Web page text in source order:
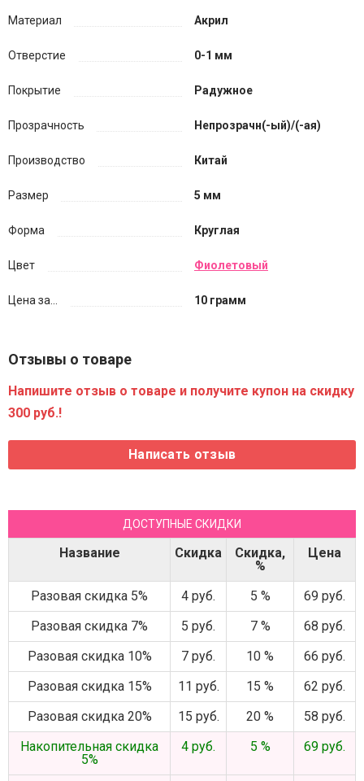
Материал Акрил
Отверстие 0-1 мм
Покрытие Радужное
Прозрачность Непрозрачн(-ый)/(-ая)
Производство Китай
Размер 5 мм
Форма Круглая
Цвет Фиолетовый
Цена за... 10 грамм
Отзывы о товаре
Напишите отзыв о товаре и получите купон на скидку
300 руб.!
ДОСТУПНЫЕ СКИДКИ
Название Скидка
Скидка,
%
Цена
Разовая скидка 5% 4 руб. 5 %
69 руб.
Разовая скидка 7%
5 руб. 7 %
68 руб.
Разовая скидка 10%
7 руб. 10 %
66 руб.
Разовая скидка 15%
11 руб. 15 %
62 руб.
Разовая скидка 20%
15 руб. 20 %
58 руб.
Накопительная скидка
5%
4 руб. 5 % 69 руб.